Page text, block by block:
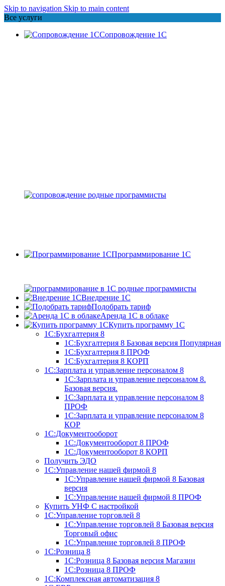
Skip to navigation Skip to main content
Все услуги
Сопровождение 1С
Программирование 1С
Внедрение 1С
Подобрать тариф
Аренда 1С в облаке
Купить программу 1С
1С:Бухгалтерия 8
1С:Бухгалтерия 8 Базовая версия Популярная
1С:Бухгалтерия 8 ПРОФ
1С:Бухгалтерия 8 КОРП
1С:Зарплата и управление персоналом 8
1С:Зарплата и управление персоналом 8.
Базовая версия.
1С:Зарплата и управление персоналом 8
ПРОФ
1С:Зарплата и управление персоналом 8
КОР
1С:Документооборот
1С:Документооборот 8 ПРОФ
1С:Документооборот 8 КОРП
Получить ЭДО
1С:Управление нашей фирмой 8
1С:Управление нашей фирмой 8 Базовая
версия
1С:Управление нашей фирмой 8 ПРОФ
Купить УНФ С настройкой
1С:Управление торговлей 8
1С:Управление торговлей 8 Базовая версия
Торговый офис
1С:Управление торговлей 8 ПРОФ
1С:Розница 8
1С:Розница 8 Базовая версия Магазин
1С:Розница 8 ПРОФ
1С:Комплексная автоматизация 8